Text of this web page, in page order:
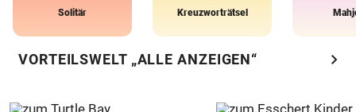
Solitär Kreuzworträtsel
VORTEILSWELT „ALLE ANZEIGEN“ chevron_right